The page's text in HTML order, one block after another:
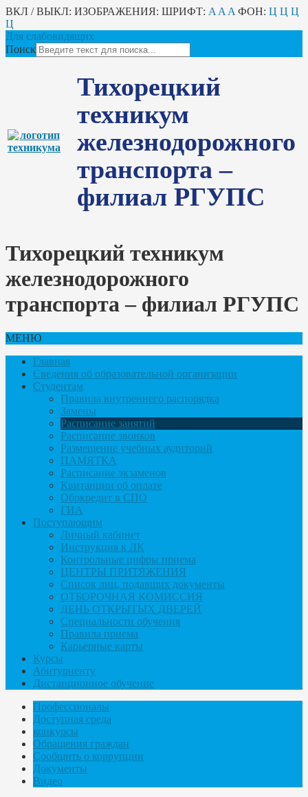
ВКЛ / ВЫКЛ: ИЗОБРАЖЕНИЯ: ШРИФТ: A A A ФОН: Ц Ц Ц
Ц
Для слабовидящих
Поиск
Тихорецкий
техникум
железнодорожного
транспорта –
филиал РГУПС
Тихорецкий техникум
железнодорожного
транспорта – филиал РГУПС
МЕНЮ
Главная
Сведения об образовательной организации
Студентам
Правила внутреннего распорядка
Замены
Расписание занятий
Расписание звонков
Размещение учебных аудиторий
ПАМЯТКА
Расписание экзаменов
Квитанции об оплате
Обркредит в СПО
ГИА
Поступающим
Личный кабинет
Инструкция к ЛК
Контрольные цифры приема
ЦЕНТРЫ ПРИТЯЖЕНИЯ
Список лиц, подавших документы
ОТБОРОЧНАЯ КОМИССИЯ
ДЕНЬ ОТКРЫТЫХ ДВЕРЕЙ
Специальности обучения
Правила приема
Карьерные карты
Курсы
Абитуриенту
Дистанционное обучение
Профессионалы
Доступная среда
конкурсы
Обращения граждан
Сообщить о коррупции
Документы
Видео